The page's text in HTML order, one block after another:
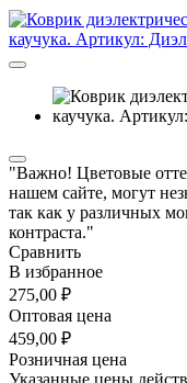
"Важно! Цветовые
нашем сайте, могут
так как у различных
контраста."
Сравнить
В избранное
275,00 ₽
Оптовая цена
459,00 ₽
Розничная цена
Указанные цены